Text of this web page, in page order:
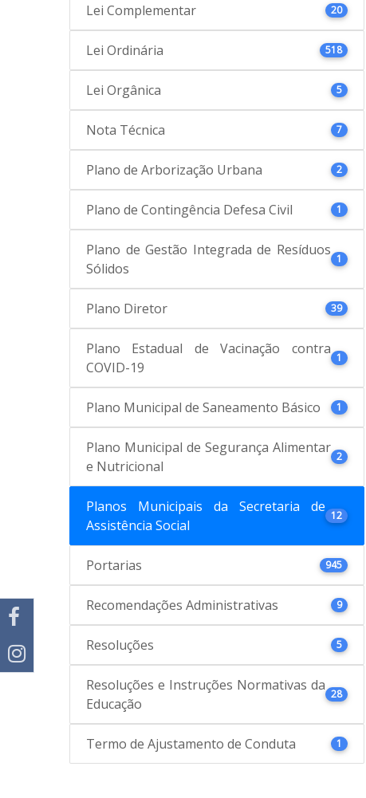
Lei Complementar 20
Lei Ordinária 518
Lei Orgânica 5
Nota Técnica 7
Plano de Arborização Urbana 2
Plano de Contingência Defesa Civil 1
Plano de Gestão Integrada de Resíduos
Sólidos
1
Plano Diretor 39
Plano Estadual de Vacinação contra
COVID-19
1
Plano Municipal de Saneamento Básico 1
Plano Municipal de Segurança Alimentar
e Nutricional
2
Planos Municipais da Secretaria de
Assistência Social
12
Portarias 945
Recomendações Administrativas 9
Resoluções 5
Resoluções e Instruções Normativas da
Educação
28
Termo de Ajustamento de Conduta 1